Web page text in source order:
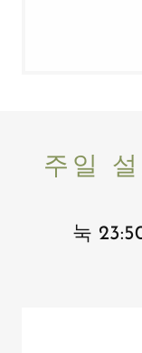
주일
눅